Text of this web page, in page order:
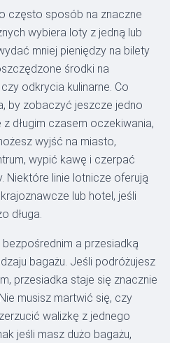
często sposób na znaczne
wybiera loty z jedną lub
mniej pieniędzy na bilety
środki na
odkrycia kulinarne. Co
by zobaczyć jeszcze jedno
długim czasem oczekiwania,
wyjść na miasto,
wypić kawę i czerpać
Niektóre linie lotnicze oferują
lub hotel, jeśli
długa.
a przesiadką
bagażu. Jeśli podróżujesz
przesiadka staje się znacznie
musisz martwić się, czy
walizkę z jednego
jeśli masz dużo bagażu,